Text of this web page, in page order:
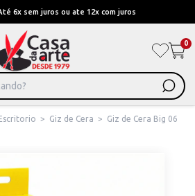
6x sem juros ou ate 12x com juros
0
> Giz de Cera >
Giz de Cera Big 06